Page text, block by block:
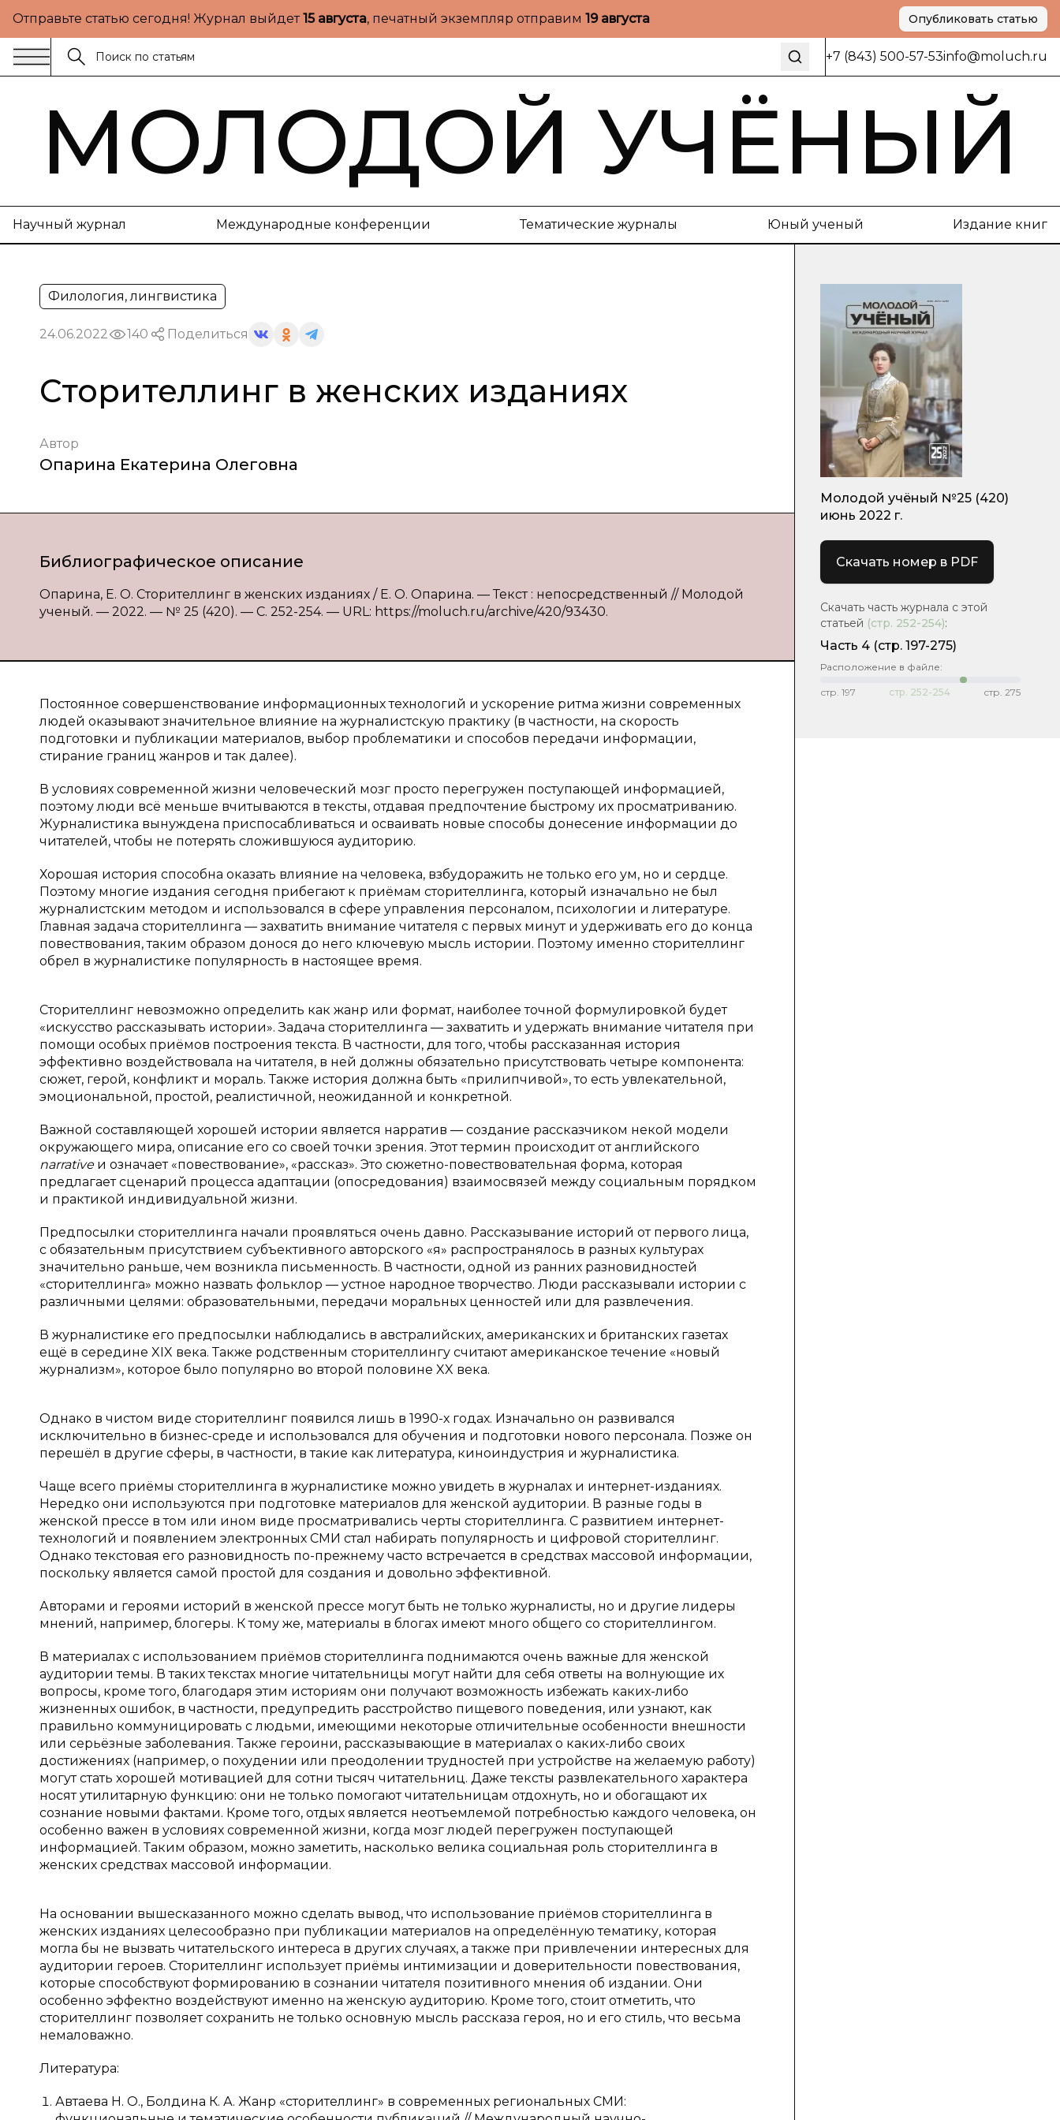
Отправьте статью сегодня! Журнал выйдет15 августа, печатный экземпляр отправим 19 августа Опубликовать статью
+7 (843) 500-57-53info@moluch.ru
МОЛОДОЙ УЧЁНЫЙ
Научный журнал Международные конференции Тематические журналы Юный ученый Издание книг
Филология, лингвистика
24.06.2022 140 Поделиться
Сторителлинг в женских изданиях
Автор
Опарина Екатерина Олеговна
Библиографическое описание
Опарина, Е. О. Сторителлинг в женских изданиях / Е. О. Опарина. — Текст : непосредственный // Молодой
ученый. — 2022. — № 25 (420). — С. 252-254. — URL: https://moluch.ru/archive/420/93430.
Постоянное совершенствование информационных технологий и ускорение ритма жизни современных
людей оказывают значительное влияние на журналистскую практику (в частности, на скорость
подготовки и публикации материалов, выбор проблематики и способов передачи информации,
стирание границ жанров и так далее).
В условиях современной жизни человеческий мозг просто перегружен поступающей информацией,
поэтому люди всё меньше вчитываются в тексты, отдавая предпочтение быстрому их просматриванию.
Журналистика вынуждена приспосабливаться и осваивать новые способы донесение информации до
читателей, чтобы не потерять сложившуюся аудиторию.
Хорошая история способна оказать влияние на человека, взбудоражить не только его ум, но и сердце.
Поэтому многие издания сегодня прибегают к приёмам сторителлинга, который изначально не был
журналистским методом и использовался в сфере управления персоналом, психологии и литературе.
Главная задача сторителлинга — захватить внимание читателя с первых минут и удерживать его до конца
повествования, таким образом донося до него ключевую мысль истории. Поэтому именно сторителлинг
обрел в журналистике популярность в настоящее время.
Сторителлинг невозможно определить как жанр или формат, наиболее точной формулировкой будет
«искусство рассказывать истории». Задача сторителлинга — захватить и удержать внимание читателя при
помощи особых приёмов построения текста. В частности, для того, чтобы рассказанная история
эффективно воздействовала на читателя, в ней должны обязательно присутствовать четыре компонента:
сюжет, герой, конфликт и мораль. Также история должна быть «прилипчивой», то есть увлекательной,
эмоциональной, простой, реалистичной, неожиданной и конкретной.
Важной составляющей хорошей истории является нарратив — создание рассказчиком некой модели
окружающего мира, описание его со своей точки зрения. Этот термин происходит от английского
narrative и означает «повествование», «рассказ». Это сюжетно-повествовательная форма, которая
предлагает сценарий процесса адаптации (опосредования) взаимосвязей между социальным порядком
и практикой индивидуальной жизни.
Предпосылки сторителлинга начали проявляться очень давно. Рассказывание историй от первого лица,
с обязательным присутствием субъективного авторского «я» распространялось в разных культурах
значительно раньше, чем возникла письменность. В частности, одной из ранних разновидностей
«сторителлинга» можно назвать фольклор — устное народное творчество. Люди рассказывали истории с
различными целями: образовательными, передачи моральных ценностей или для развлечения.
В журналистике его предпосылки наблюдались в австралийских, американских и британских газетах
ещё в середине XIX века. Также родственным сторителлингу считают американское течение «новый
журнализм», которое было популярно во второй половине XX века.
Однако в чистом виде сторителлинг появился лишь в 1990-х годах. Изначально он развивался
исключительно в бизнес-среде и использовался для обучения и подготовки нового персонала. Позже он
перешёл в другие сферы, в частности, в такие как литература, киноиндустрия и журналистика.
Чаще всего приёмы сторителлинга в журналистике можно увидеть в журналах и интернет-изданиях.
Нередко они используются при подготовке материалов для женской аудитории. В разные годы в
женской прессе в том или ином виде просматривались черты сторителлинга. С развитием интернет-
технологий и появлением электронных СМИ стал набирать популярность и цифровой сторителлинг.
Однако текстовая его разновидность по-прежнему часто встречается в средствах массовой информации,
поскольку является самой простой для создания и довольно эффективной.
Авторами и героями историй в женской прессе могут быть не только журналисты, но и другие лидеры
мнений, например, блогеры. К тому же, материалы в блогах имеют много общего со сторителлингом.
В материалах с использованием приёмов сторителлинга поднимаются очень важные для женской
аудитории темы. В таких текстах многие читательницы могут найти для себя ответы на волнующие их
вопросы, кроме того, благодаря этим историям они получают возможность избежать каких-либо
жизненных ошибок, в частности, предупредить расстройство пищевого поведения, или узнают, как
правильно коммуницировать с людьми, имеющими некоторые отличительные особенности внешности
или серьёзные заболевания. Также героини, рассказывающие в материалах о каких-либо своих
достижениях (например, о похудении или преодолении трудностей при устройстве на желаемую работу)
могут стать хорошей мотивацией для сотни тысяч читательниц. Даже тексты развлекательного характера
носят утилитарную функцию: они не только помогают читательницам отдохнуть, но и обогащают их
сознание новыми фактами. Кроме того, отдых является неотъемлемой потребностью каждого человека, он
особенно важен в условиях современной жизни, когда мозг людей перегружен поступающей
информацией. Таким образом, можно заметить, насколько велика социальная роль сторителлинга в
женских средствах массовой информации.
На основании вышесказанного можно сделать вывод, что использование приёмов сторителлинга в
женских изданиях целесообразно при публикации материалов на определённую тематику, которая
могла бы не вызвать читательского интереса в других случаях, а также при привлечении интересных для
аудитории героев. Сторителлинг использует приёмы интимизации и доверительности повествования,
которые способствуют формированию в сознании читателя позитивного мнения об издании. Они
особенно эффектно воздействуют именно на женскую аудиторию. Кроме того, стоит отметить, что
сторителлинг позволяет сохранить не только основную мысль рассказа героя, но и его стиль, что весьма
немаловажно.
Литература:
Автаева Н. О., Болдина К. А. Жанр «сторителлинг» в современных региональных СМИ:
Молодой учёный №25 (420)
июнь 2022 г.
Скачать номер в PDF
Скачать часть журнала с этой
статьей (стр. 252-254):
Часть 4 (стр. 197-275)
Расположение в файле:
стр. 197 стр. 252-254 стр. 275